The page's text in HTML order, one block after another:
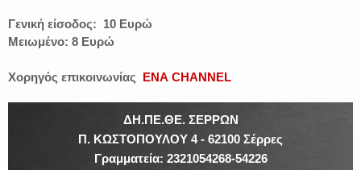
Γενική είσοδος: 10 Ευρώ
Μειωμένο: 8 Ευρώ
Χορηγός επικοινωνίας ΕΝΑ CHANNEL
ΔΗ.ΠΕ.ΘΕ. ΣΕΡΡΩΝ
Π. ΚΩΣΤΟΠΟΥΛΟΥ 4 - 62100 Σέρρες
Γραμματεία: 2321054268-54226